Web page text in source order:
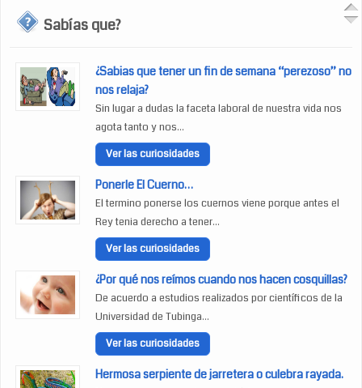
Sabías que?
¿Sabias que tener un fin de semana “perezoso” no
nos relaja?
Sin lugar a dudas la faceta laboral de nuestra vida nos
agota tanto y nos...
Ver las curiosidades
Ponerle El Cuerno…
El termino ponerse los cuernos viene porque antes el
Rey tenia derecho a tener...
Ver las curiosidades
¿Por qué nos reímos cuando nos hacen cosquillas?
De acuerdo a estudios realizados por científicos de la
Universidad de Tubinga...
Ver las curiosidades
Hermosa serpiente de jarretera o culebra rayada.